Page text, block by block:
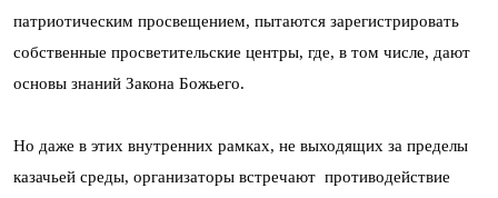
патриотическим просвещением, пытаются зарегистрировать
собственные просветительские центры, где, в том числе, дают
основы знаний Закона Божьего.
Но даже в этих внутренних рамках, не выходящих за пределы
казачьей среды, организаторы встречают противодействие